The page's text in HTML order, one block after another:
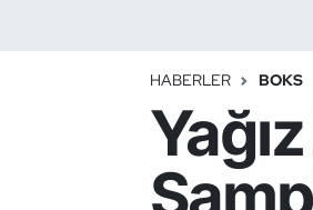
HABERLER BOKS